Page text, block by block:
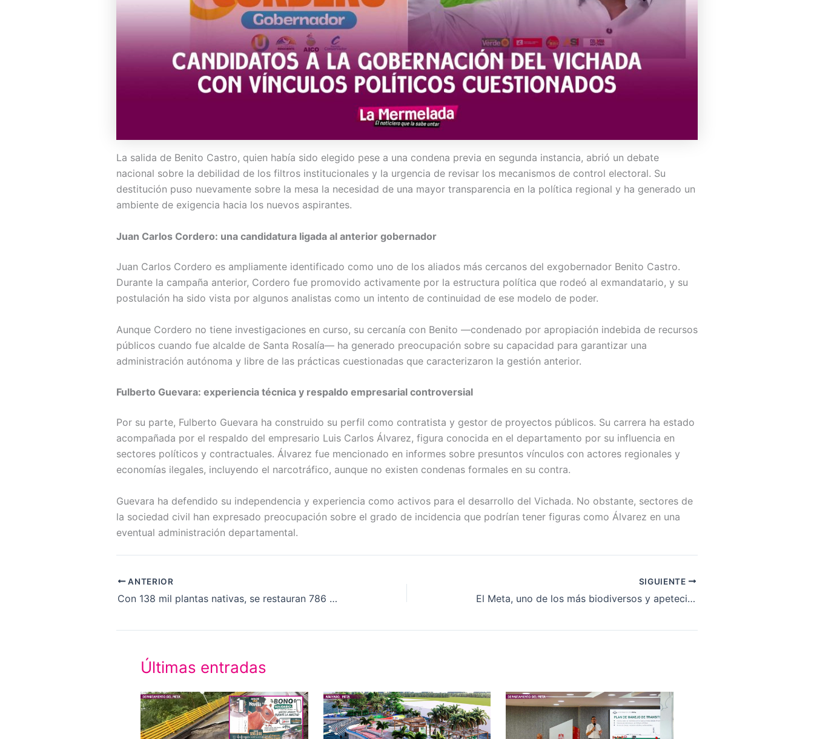
La salida de Benito Castro, quien había sido elegido pese a una condena previa en segunda instancia, abrió un debate
nacional sobre la debilidad de los filtros institucionales y la urgencia de revisar los mecanismos de control electoral. Su
destitución puso nuevamente sobre la mesa la necesidad de una mayor transparencia en la política regional y ha generado un
ambiente de exigencia hacia los nuevos aspirantes.
Juan Carlos Cordero: una candidatura ligada al anterior gobernador
Juan Carlos Cordero es ampliamente identificado como uno de los aliados más cercanos del exgobernador Benito Castro.
Durante la campaña anterior, Cordero fue promovido activamente por la estructura política que rodeó al exmandatario, y su
postulación ha sido vista por algunos analistas como un intento de continuidad de ese modelo de poder.
Aunque Cordero no tiene investigaciones en curso, su cercanía con Benito —condenado por apropiación indebida de recursos
públicos cuando fue alcalde de Santa Rosalía— ha generado preocupación sobre su capacidad para garantizar una
administración autónoma y libre de las prácticas cuestionadas que caracterizaron la gestión anterior.
Fulberto Guevara: experiencia técnica y respaldo empresarial controversial
Por su parte, Fulberto Guevara ha construido su perfil como contratista y gestor de proyectos públicos. Su carrera ha estado
acompañada por el respaldo del empresario Luis Carlos Álvarez, figura conocida en el departamento por su influencia en
sectores políticos y contractuales. Álvarez fue mencionado en informes sobre presuntos vínculos con actores regionales y
economías ilegales, incluyendo el narcotráfico, aunque no existen condenas formales en su contra.
Guevara ha defendido su independencia y experiencia como activos para el desarrollo del Vichada. No obstante, sectores de
la sociedad civil han expresado preocupación sobre el grado de incidencia que podrían tener figuras como Álvarez en una
eventual administración departamental.
ANTERIOR
Con 138 mil plantas nativas, se restauran 786 hectáreas de bosque en el sur del Meta
SIGUIENTE
El Meta, uno de los más biodiversos y apetecidos por los pajareros en el Global Big Day
Últimas entradas